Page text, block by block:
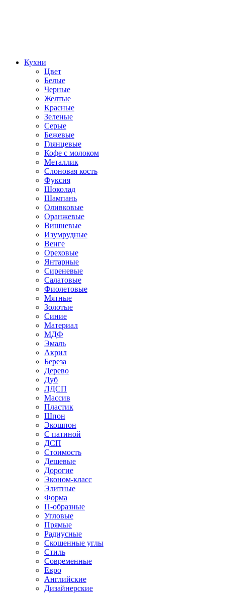
Кухни
Цвет
Белые
Черные
Желтые
Красные
Зеленые
Серые
Бежевые
Глянцевые
Кофе с молоком
Металлик
Слоновая кость
Фуксия
Шоколад
Шампань
Оливковые
Оранжевые
Вишневые
Изумрудные
Венге
Ореховые
Янтарные
Сиреневые
Салатовые
Фиолетовые
Мятные
Золотые
Синие
Материал
МДФ
Эмаль
Акрил
Береза
Дерево
Дуб
ЛДСП
Массив
Пластик
Шпон
Экошпон
С патиной
ДСП
Стоимость
Дешевые
Дорогие
Эконом-класс
Элитные
Форма
П-образные
Угловые
Прямые
Радиусные
Скошенные углы
Стиль
Современные
Евро
Английские
Дизайнерские